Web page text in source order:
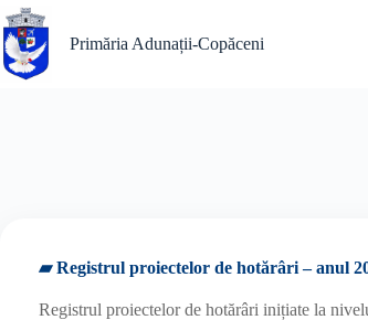
Sari
la
conținut
Primăria Adunații-Copăceni
▰ Registrul proiectelor de hotărâri – anul
Registrul proiectelor de hotărâri inițiate la